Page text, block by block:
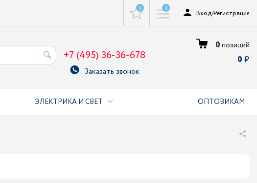
0 0
Вход/Регистрация
+7 (495) 36-36-678
Заказать звонок
0позиций
0
ЭЛЕКТРИКА И СВЕТ ОПТОВИКАМ